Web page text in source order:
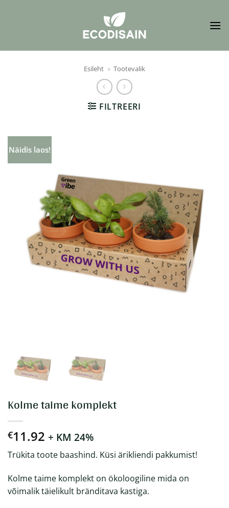
Esileht » Tootevalik
FILTREERI
Näidis laos!
Kolme taime komplekt
€11.92 + KM 24%
Trükita toote baashind. Küsi ärikliendi pakkumist!
Kolme taime komplekt on ökoloogiline mida on
võimalik täielikult bränditava kastiga.